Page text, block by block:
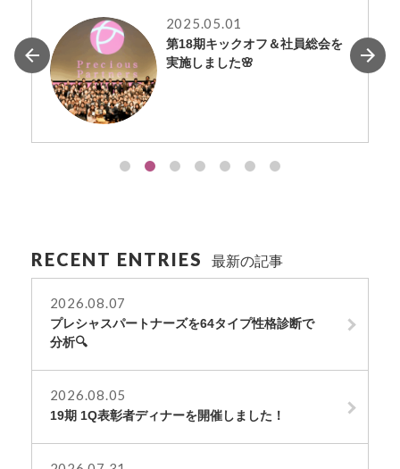
2025.05.01
第18期キックオフ＆社員総会を
実施しました🌸
RECENT ENTRIES 最新の記事
2026.08.07
プレシャスパートナーズを64タイプ性格診断で
分析🔍
2026.08.05
19期 1Q表彰者ディナーを開催しました！